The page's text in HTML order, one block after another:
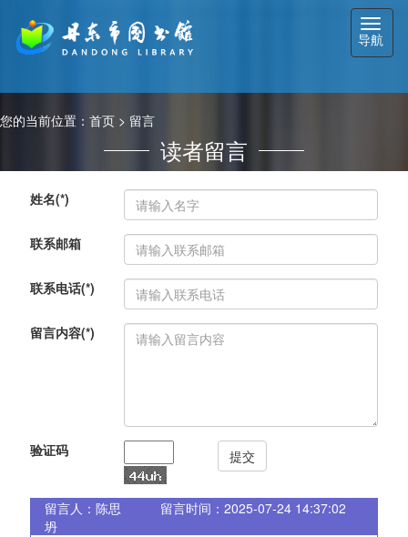
切
换
导
导航
您的当前位置： 首页 > 留言
读者留言
姓名(*)
联系邮箱
联系电话(*)
留言内容(*)
验证码 提交
留言人：陈思
坍
留言时间：2025-07-24 14:37:02